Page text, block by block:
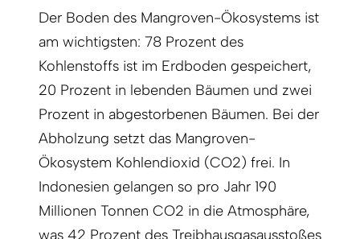
Der Boden des Mangroven-Ökosystems ist
am wichtigsten: 78 Prozent des
Kohlenstoffs ist im Erdboden gespeichert,
20 Prozent in lebenden Bäumen und zwei
Prozent in abgestorbenen Bäumen. Bei der
Abholzung setzt das Mangroven-
Ökosystem Kohlendioxid (CO2) frei. In
Indonesien gelangen so pro Jahr 190
Millionen Tonnen CO2 in die Atmosphäre,
was 42 Prozent des Treibhausgasausstoßes